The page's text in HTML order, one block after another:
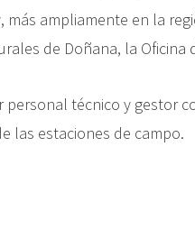
más ampliamente en la
de Doñana, la
técnico y gestor
las estaciones de campo.